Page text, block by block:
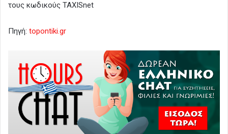
τους κωδικούς TAXISnet
Πηγή: topontiki.gr